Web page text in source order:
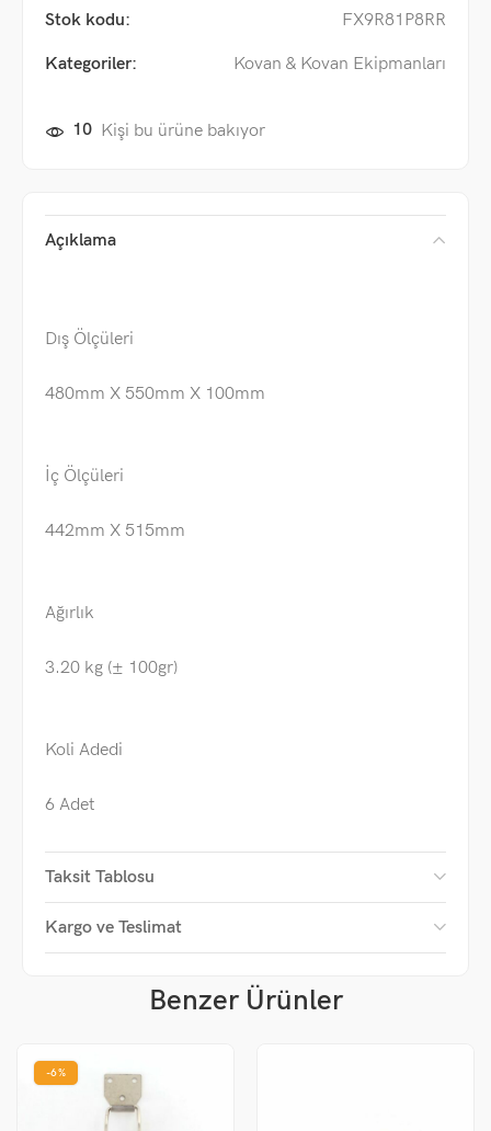
Stok kodu: FX9R81P8RR
Kategoriler: Kovan & Kovan Ekipmanları
10 Kişi bu ürüne bakıyor
Açıklama
Dış Ölçüleri
480mm X 550mm X 100mm
İç Ölçüleri
442mm X 515mm
Ağırlık
3.20 kg (± 100gr)
Koli Adedi
6 Adet
Taksit Tablosu
Kargo ve Teslimat
Benzer Ürünler
-6%